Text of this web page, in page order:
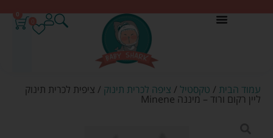
0
עמוד הבית / טקסטיל / ציפה לכרית תינוק / ציפית לכרית תינוק
ליין רקום ורוד – מיננה Minene